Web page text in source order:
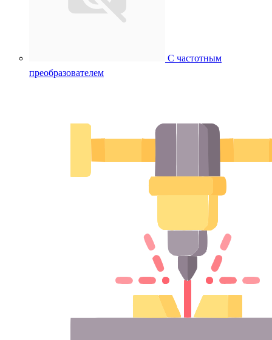
С частотным
преобразователем